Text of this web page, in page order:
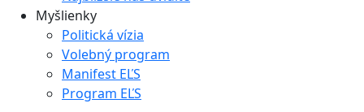
Myšlienky
Politická vízia
Volebný program
Manifest EĽS
Program EĽS